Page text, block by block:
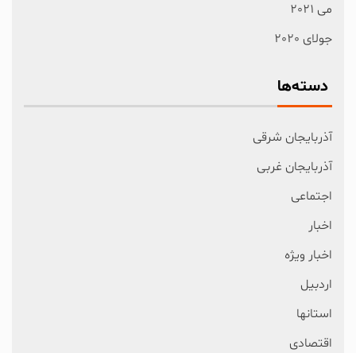
می 2021
جولای 2020
دسته‌ها
آذربایجان شرقی
آذربایجان غربی
اجتماعی
اخبار
اخبار ویژه
اردبیل
استانها
اقتصادی